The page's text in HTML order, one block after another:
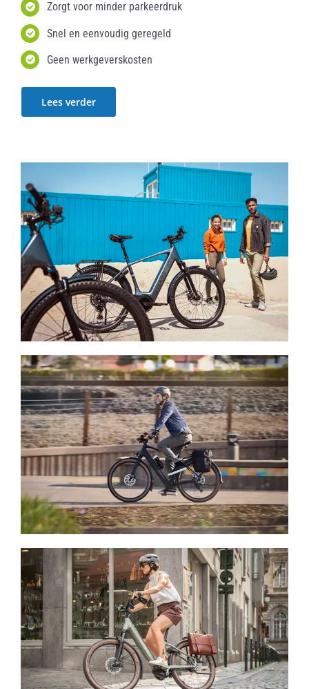
Zorgt voor minder parkeerdruk
Snel en eenvoudig geregeld
Geen werkgeverskosten
Lees verder